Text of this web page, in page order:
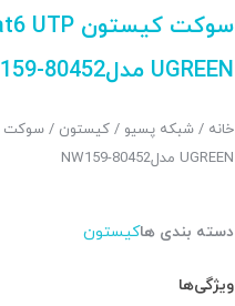
UGREEN مدل80452-NW159
خانه /شبکه پسیو /کیستون
UGREEN مدل80452-NW159
دسته بندی هاکیستون
ویژگی‌ها